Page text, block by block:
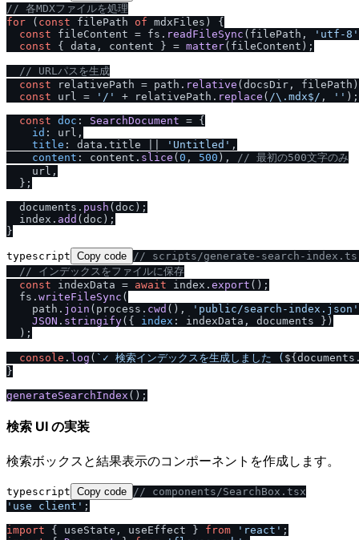
/ / 各MDXファイルを処理
for ( const filePath of mdxFiles) {
const fileContent = fs. readFileSync (filePath,
'utf-8'
const { data, content } = matter(fileContent);
/ / URLパスを生成
const relativePath = path. relative (docsDir,
const url = ' / ' + relativePath. replace ( /\.mdx$ / , '' );
const doc : SearchDocument = {
id : url,
title : data. title 'Untitled' ,
content : content. slice (0 , 500 ), / / 最初の500文字のみ
    url,
  };
  documents.
push (doc);
  index.
add (doc);
typescript Copy code / / scripts /generate-search-
/ / インデックスをファイルに保存
const indexData = await index. export ();
  fs.
writeFileSync (
    path.
join (process. cwd (), 'public /search-index.json'
JSON . stringify({ index : indexData, documents })
  );
console . log ( `✓ 検索インデックスを生成しました (
}
generateSearchIndex
検索 UI の実装
検索ボックスと結果表示のコンポーネントを作成します。
typescript Copy code // components/SearchBox.tsx
'use client' ;
import { useState, useEffect } from 'react'